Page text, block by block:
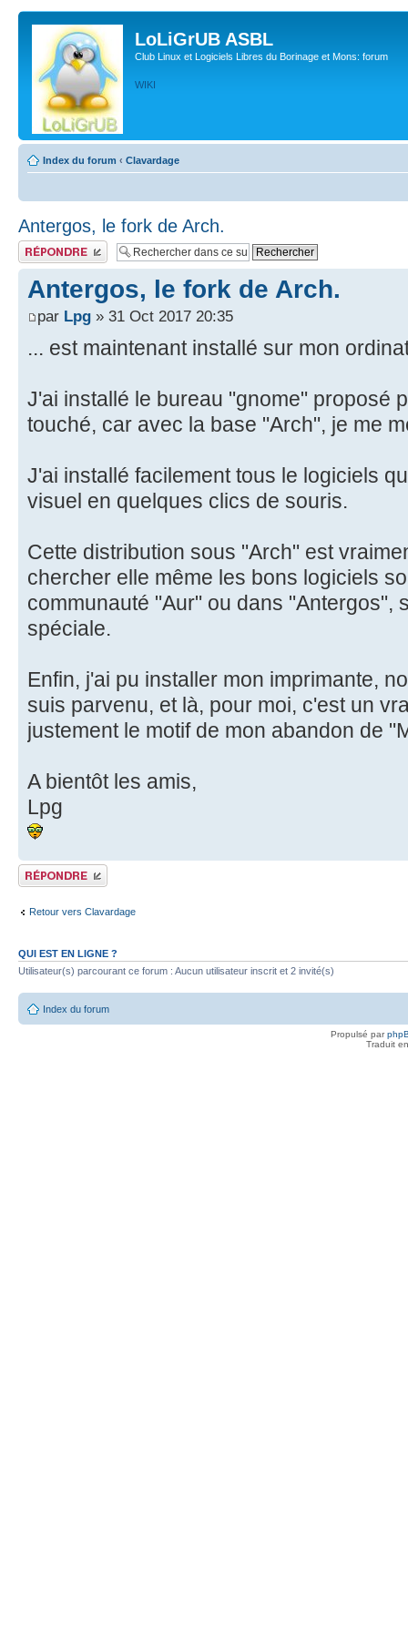
LoLiGrUB ASBL
Club Linux et Logiciels Libres du Borinage et Mons: forum
WIKI
Index du forum ‹ Clavardage
Antergos, le fork de Arch.
Publier une réponse
Antergos, le fork de Arch.
par Lpg » 31 Oct 2017 20:35
... est maintenant installé sur mon
J'ai installé le bureau "gnome" proposé
touché, car avec la base "Arch", je me
J'ai installé facilement tous le logiciels
visuel en quelques clics de souris.
Cette distribution sous "Arch" est
chercher elle même les bons logiciels
communauté "Aur" ou dans "Antergos",
spéciale.
Enfin, j'ai pu installer mon imprimante,
suis parvenu, et là, pour moi, c'est un
justement le motif de mon abandon de
A bientôt les amis,
Lpg
Publier une réponse
Retour vers Clavardage
QUI EST EN LIGNE ?
Utilisateur(s) parcourant ce forum : Aucun utilisateur inscrit et 2 invité(s)
Index du forum
Propulsé par
Traduit